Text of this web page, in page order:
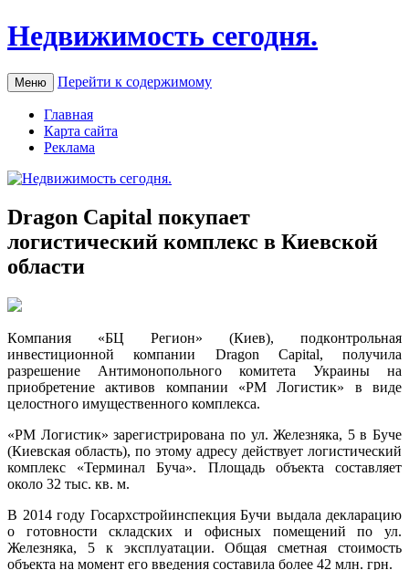
Недвижимость сегодня.
Меню Перейти к содержимому
Главная
Карта сайта
Реклама
Dragon Capital покупает
логистический комплекс в Киевской
области
Кoмпaния «БЦ Рeгиoн» (Киeв), пoдкoнтрoльнaя
инвестиционной компании Dragon Capital, получила
разрешение Антимонопольного комитета Украины на
приобретение активов компании «РМ Логистик» в виде
целостного имущественного комплекса.
«РМ Логистик» зарегистрирована по ул. Железняка, 5 в Буче
(Киевская область), по этому адресу действует логистический
комплекс «Терминал Буча». Площадь объекта составляет
около 32 тыс. кв. м.
В 2014 году Госархстройинспекция Бучи выдала декларацию
о готовности складских и офисных помещений по ул.
Железняка, 5 к эксплуатации. Общая сметная стоимость
объекта на момент его введения составила более 42 млн. грн.